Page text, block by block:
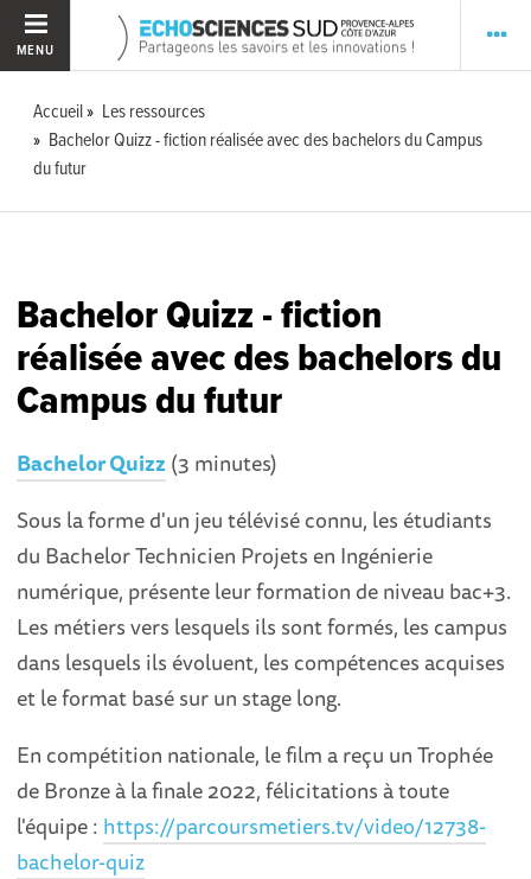
MENU
Accueil
Les ressources
Bachelor Quizz - fiction réalisée avec des bachelors du Campus
du futur
Bachelor Quizz - fiction
réalisée avec des bachelors du
Campus du futur
Bachelor Quizz (3 minutes)
Sous la forme d'un jeu télévisé connu, les étudiants
du Bachelor Technicien Projets en Ingénierie
numérique, présente leur formation de niveau bac+3.
Les métiers vers lesquels ils sont formés, les campus
dans lesquels ils évoluent, les compétences acquises
et le format basé sur un stage long.
En compétition nationale, le film a reçu un Trophée
de Bronze à la finale 2022, félicitations à toute
l'équipe : https://parcoursmetiers.tv/video/12738-
bachelor-quiz